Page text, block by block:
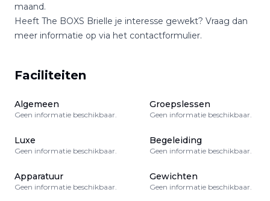
maand.
Heeft The BOXS Brielle je interesse gewekt? Vraag dan
meer informatie op via het contactformulier.
Faciliteiten
Algemeen
Geen informatie beschikbaar.
Groepslessen
Geen informatie beschikbaar.
Luxe
Geen informatie beschikbaar.
Begeleiding
Geen informatie beschikbaar.
Apparatuur
Geen informatie beschikbaar.
Gewichten
Geen informatie beschikbaar.